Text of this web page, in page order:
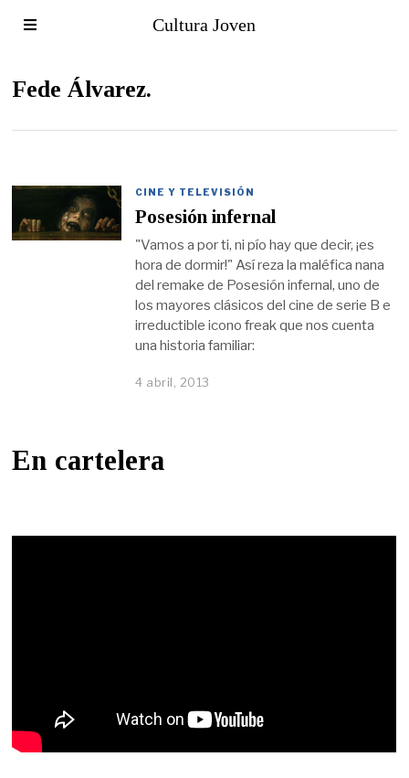
Cultura Joven
Fede Álvarez.
CINE Y TELEVISIÓN
Posesión infernal
"Vamos a por ti, ni pío hay que decir, ¡es
hora de dormir!" Así reza la maléfica nana
del remake de Posesión infernal, uno de
los mayores clásicos del cine de serie B e
irreductible icono freak que nos cuenta
una historia familiar:
4 abril, 2013
En cartelera